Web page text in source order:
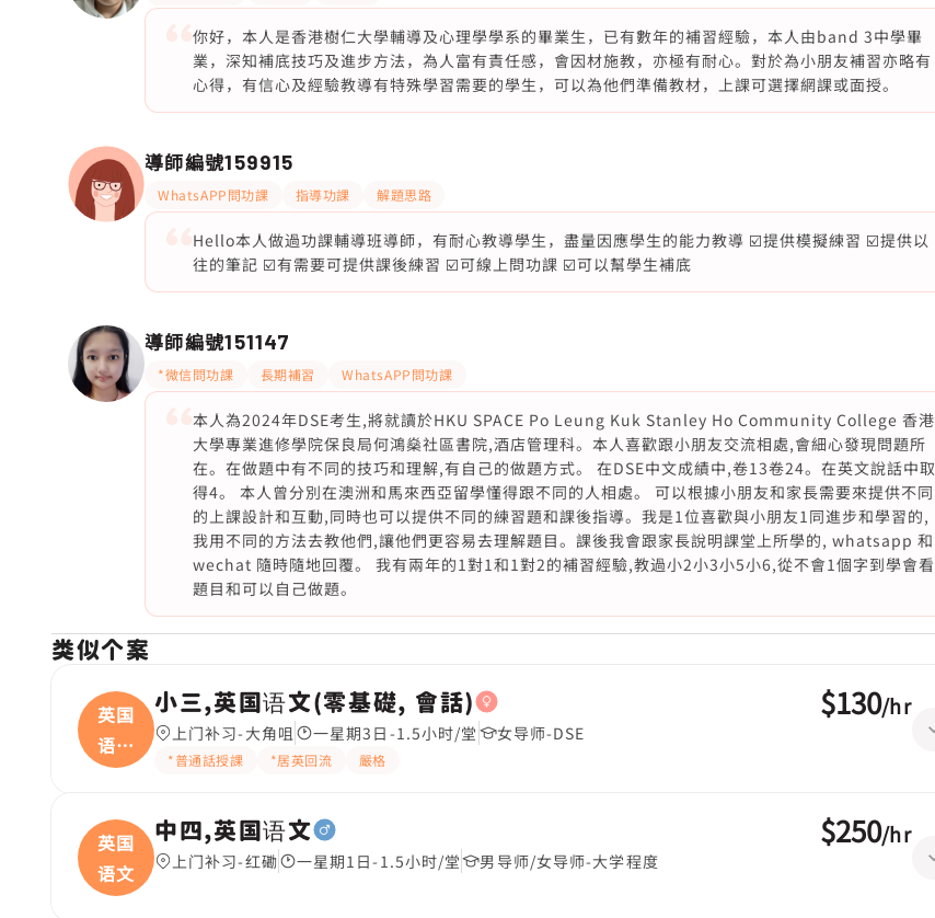
你好，本人是香港樹仁大學輔導及心理學學系的畢業生，已有數年的補習經驗，本人由band 3中學畢
業，深知補底技巧及進步方法，為人富有責任感，會因材施教，亦極有耐心。對於為小朋友補習亦略有
心得，有信心及經驗教導有特殊學習需要的學生，可以為他們準備教材，上課可選擇網課或面授。
導師編號159915
WhatsAPP問功課 指導功課 解題思路
Hello本人做過功課輔導班導師，有耐心教導學生，盡量因應學生的能力教導 ☑️提供模擬練習 ☑️提供以
往的筆記 ☑️有需要可提供課後練習 ☑️可線上問功課 ☑️可以幫學生補底
導師編號151147
*微信問功課 長期補習 WhatsAPP問功課
本人為2024年DSE考生,將就讀於HKU SPACE Po Leung Kuk Stanley Ho Community College 香港
大學專業進修學院保良局何鴻燊社區書院,酒店管理科。本人喜歡跟小朋友交流相處,會細心發現問題所
在。在做題中有不同的技巧和理解,有自己的做題方式。 在DSE中文成績中,卷13卷24。在英文說話中取
得4。 本人曾分別在澳洲和馬來西亞留學懂得跟不同的人相處。 可以根據小朋友和家長需要來提供不同
的上課設計和互動,同時也可以提供不同的練習題和課後指導。我是1位喜歡與小朋友1同進步和學習的,
我用不同的方法去教他們,讓他們更容易去理解題目。課後我會跟家長說明課堂上所學的, whatsapp 和
wechat 隨時隨地回覆。 我有兩年的1對1和1對2的補習經驗,教過小2小3小5小6,從不會1個字到學會看
題目和可以自己做題。
类似个案
英国
语文
(
小三,英国语文(零基礎, 會話)
上门补习-大角咀 一星期3日-1.5小时/堂 女导师-DSE
*普通話授課 *居英回流 嚴格
$130/hr
英国
语文
中四,英国语文
上门补习-红磡 一星期1日-1.5小时/堂 男导师/女导师-大学程度
$250/hr